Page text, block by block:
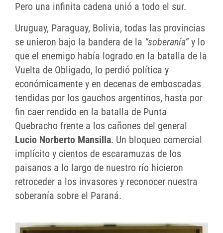
Pero una infinita cadena unió a todo el sur.
Uruguay, Paraguay, Bolivia, todas las provincias
se unieron bajo la bandera de la “soberanía”y lo
que el enemigo había logrado en la batalla de la
Vuelta de Obligado, lo perdió política y
económicamente y en decenas de emboscadas
tendidas por los gauchos argentinos, hasta por
fin caer rendido en la batalla de Punta
Quebracho frente a los cañones del general
Lucio Norberto Mansilla. Un bloqueo comercial
implícito y cientos de escaramuzas de los
paisanos a lo largo de nuestro río hicieron
retroceder a los invasores y reconocer nuestra
soberanía sobre el Paraná.